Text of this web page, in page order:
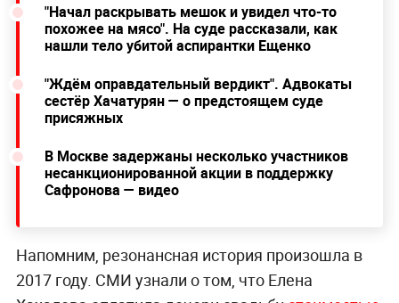
"Начал раскрывать мешок и увидел что-то
похожее на мясо". На суде рассказали, как
нашли тело убитой аспирантки Ещенко
"Ждём оправдательный вердикт". Адвокаты
сестёр Хачатурян — о предстоящем суде
присяжных
В Москве задержаны несколько участников
несанкционированной акции в поддержку
Сафронова — видео
Напомним, резонансная история произошла в
2017 году. СМИ узнали о том, что Елена